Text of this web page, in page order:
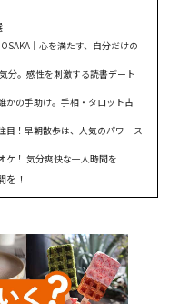
｜心を満たす、自分だけの
分。感性を刺激する読書デート
の手助け。手相・タロット占
！早朝散歩は、人気のパワース
！ 気分爽快な一人時間を
を！